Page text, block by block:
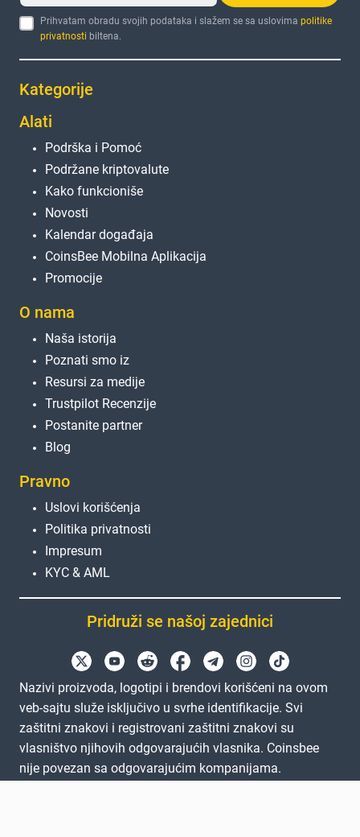
Prihvatam obradu svojih podataka i slažem se sa uslovimapolitike
privatnosti biltena.
Kategorije
Alati
Podrška i Pomoć
Podržane kriptovalute
Kako funkcioniše
Novosti
Kalendar događaja
CoinsBee Mobilna Aplikacija
Promocije
O nama
Naša istorija
Poznati smo iz
Resursi za medije
Trustpilot Recenzije
Postanite partner
Blog
Pravno
Uslovi korišćenja
Politika privatnosti
Impresum
KYC & AML
Pridruži se našoj zajednici
Nazivi proizvoda, logotipi i brendovi korišćeni na ovom
veb-sajtu služe isključivo u svrhe identifikacije. Svi
zaštitni znakovi i registrovani zaštitni znakovi su
vlasništvo njihovih odgovarajućih vlasnika. Coinsbee
nije povezan sa odgovarajućim kompanijama.